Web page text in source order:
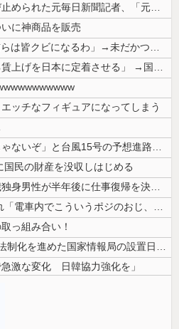
後輩記者に歩道橋近くで呼び止められた元毎日新聞記者、「元毎日と名乗って...
に神商品を販売
謎の勢力「AI発展したらお前らは皆クビになるわ」→未だかつてAIのせい...
高市総理「物価上昇を上回る賃上げを日本に定着させる」 →国家公務員月給...
ッチなフィギュアになってしまう
「近年稀に見るどころの話じゃないぞ」と台風15号の予想進路に困惑する人...
国民の財産を没収しはじめる
資産1億円突破でFIREの45歳独身男性が半年後に仕事復帰を決意した「...
【画像】 まんさん、ブチ切れ「電車内でこういうポジのおじ、ガチでイラネ...
っ組み合い！
（ ´_ゝ`）中国「高市政権が法制化を進めた国家情報局の設置日が7月3...
激な変化 日韓協力強化を」